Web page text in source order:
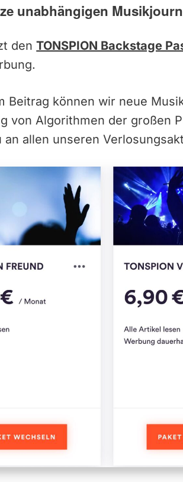
unabhängigen
denTONSPION Backstage
Beitrag können wir neue
von Algorithmen der großen
an allen unseren